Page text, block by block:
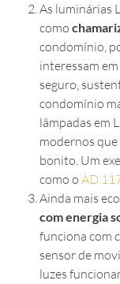
As luminárias
como
condomínio,
interessam
seguro,
condomínio
lâmpadas em
modernos
bonito. Um
como o AD
Ainda mais
com energia
funciona com
sensor de
luzes